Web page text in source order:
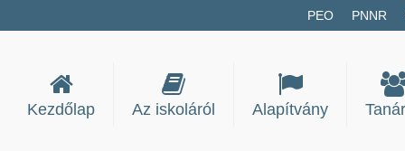
PEO PNNR
Kezdőlap Az iskoláról Alapítvány